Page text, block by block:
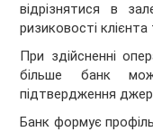
відрізнятися в
ризиковості
При здійсненні
більше банк
підтвердження
Банк формує